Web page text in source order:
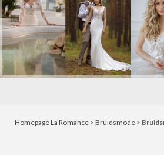
Homepage La Romance > Bruidsmode >